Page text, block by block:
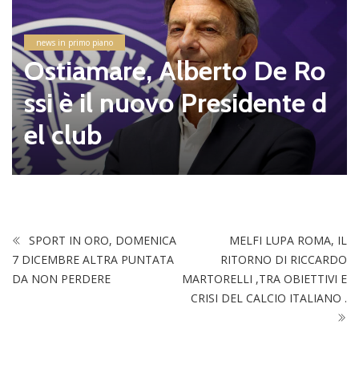
news in primo piano
Ostiamare, Alberto De Ro
ssi è il nuovo Presidente d
el club
SPORT IN ORO, DOMENICA
7 DICEMBRE ALTRA PUNTATA
DA NON PERDERE
MELFI LUPA ROMA, IL
RITORNO DI RICCARDO
MARTORELLI ,TRA OBIETTIVI E
CRISI DEL CALCIO ITALIANO .